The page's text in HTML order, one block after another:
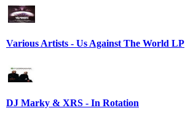
Various Artists - Us Against The World LP
DJ Marky & XRS - In Rotation